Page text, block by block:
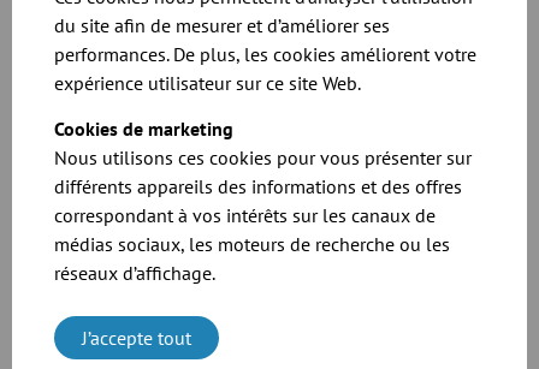
du site afin de mesurer et d’améliorer ses
performances. De plus, les cookies améliorent votre
expérience utilisateur sur ce site Web.
Cookies de marketing
Nous utilisons ces cookies pour vous présenter sur
différents appareils des informations et des offres
correspondant à vos intérêts sur les canaux de
médias sociaux, les moteurs de recherche ou les
réseaux d’affichage.
J’accepte tout
Toutes les spécificités et les prix sont dans notre
catalogue
Télécharger